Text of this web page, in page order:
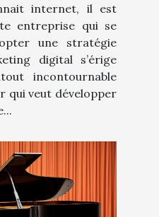
internet, il est
entreprise qui se
une stratégie
digital s’érige
incontournable
qui veut développer